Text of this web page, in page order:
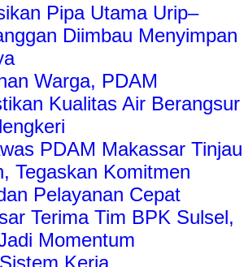
Pipa Utama Urip–
Diimbau Menyimpan
Warga, PDAM
Kualitas Air Berangsur
PDAM Makassar Tinjau
Tegaskan Komitmen
Pelayanan Cepat
Terima Tim BPK Sulsel,
Momentum
Kerja